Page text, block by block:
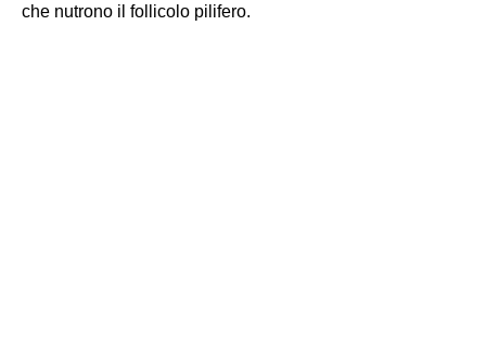
che nutrono il follicolo pilifero.